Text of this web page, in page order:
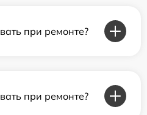
при ремонте?
при ремонте?